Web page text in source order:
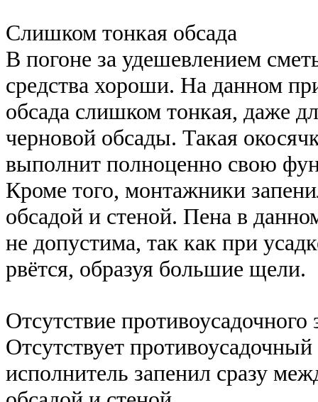
Слишком тонкая обсада
В погоне за удешевлением
средства хороши. На данном
обсада слишком тонкая, даже
черновой обсады. Такая
выполнит полноценно свою
Кроме того, монтажники
обсадой и стеной. Пена в
не допустима, так как при
рвётся, образуя большие щели.
Отсутствие противоусадочного
Отсутствует противоусадочный
исполнитель запенил сразу